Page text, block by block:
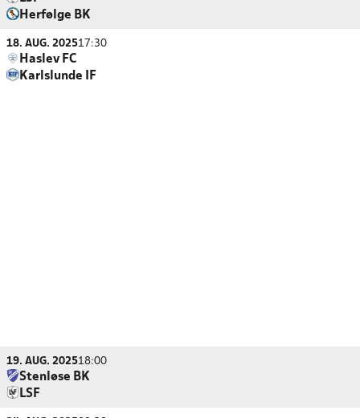
Herfølge BK
18. AUG. 202517:30
Haslev FC
Karlslunde IF
19. AUG. 202518:00
Stenløse BK
LSF